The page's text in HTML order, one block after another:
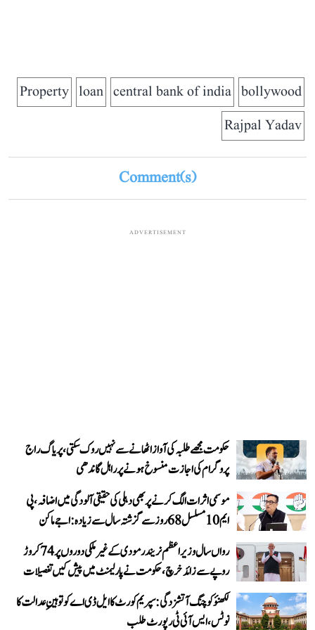
bollywood
central bank of india
loan
Property
Rajpal Yadav
Comment(s)
ADVERTISEMENT
حکومت مجھے طلبہ کی آواز اٹھانے سے نہیں روک سکتی، پریاگ راج
پروگرام کی اجازت منسوخ ہونے پر راہل گاندھی
موسمی اثرات الگ کرنے پر بھی دہلی کی حقیقی آلودگی میں اضافہ، پی
ایم 10 مسلسل 68 روز سے گزشتہ سال سے زیادہ: اجے ماکن
رواں سال وزیر اعظم نریندر مودی کے غیر ملکی دوروں پر 74 کروڑ
روپے سے زائد خرچ، حکومت نے پارلیمنٹ میں پیش کیں تفصیلات
لکھنؤ کوچنگ آتشزدگی: سپریم کورٹ کا ایل ڈی اے کو توہینِ عدالت کا
نوٹس، ایس آئی ٹی رپورٹ طلب